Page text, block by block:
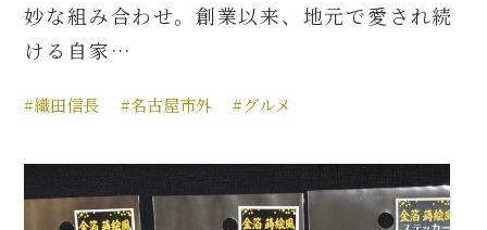
妙な組み合わせ。創業以来、地元で愛され続
ける自家…
#織田信長 #名古屋市外 #グルメ